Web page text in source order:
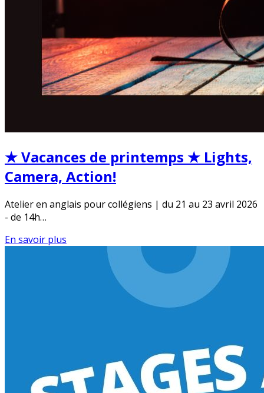
★ Vacances de printemps ★ Lights,
Camera, Action!
Atelier en anglais pour collégiens | du 21 au 23 avril 2026
- de 14h…
En savoir plus